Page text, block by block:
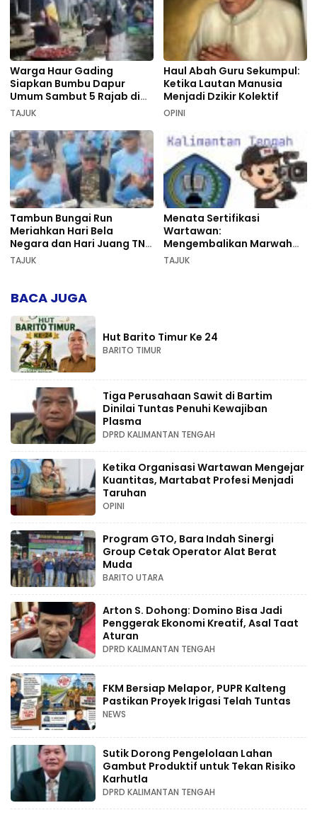
Warga Haur Gading
Siapkan Bumbu Dapur
Umum Sambut 5 Rajab di
Sekumpul
TAJUK
Haul Abah Guru Sekumpul:
Ketika Lautan Manusia
Menjadi Dzikir Kolektif
OPINI
Tambun Bungai Run
Meriahkan Hari Bela
Negara dan Hari Juang TNI
AD di Palangka Raya
TAJUK
Menata Sertifikasi
Wartawan:
Mengembalikan Marwah
Pers dan Keadilan
TAJUK
BACA JUGA
Hut Barito Timur Ke 24
BARITO TIMUR
Tiga Perusahaan Sawit di Bartim
Dinilai Tuntas Penuhi Kewajiban
Plasma
DPRD KALIMANTAN TENGAH
Ketika Organisasi Wartawan Mengejar
Kuantitas, Martabat Profesi Menjadi
Taruhan
OPINI
Program GTO, Bara Indah Sinergi
Group Cetak Operator Alat Berat
Muda
BARITO UTARA
Arton S. Dohong: Domino Bisa Jadi
Penggerak Ekonomi Kreatif, Asal Taat
Aturan
DPRD KALIMANTAN TENGAH
FKM Bersiap Melapor, PUPR Kalteng
Pastikan Proyek Irigasi Telah Tuntas
NEWS
Sutik Dorong Pengelolaan Lahan
Gambut Produktif untuk Tekan Risiko
Karhutla
DPRD KALIMANTAN TENGAH